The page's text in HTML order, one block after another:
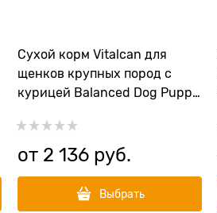
Сухой корм Vitalcan для
щенков крупных пород с
курицей Balanced Dog Puppy
от 2 136 руб.
Выбрать